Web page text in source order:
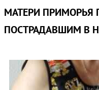
МАТЕРИ ПРИМОРЬЯ
ПОСТРАДАВШИМ В